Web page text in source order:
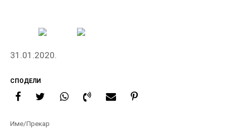
31.01.2020.
СПОДЕЛИ
Име/Прекар